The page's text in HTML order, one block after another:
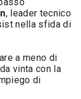
, leader tecnico
nella sfida di
a meno di
vinta con la
di